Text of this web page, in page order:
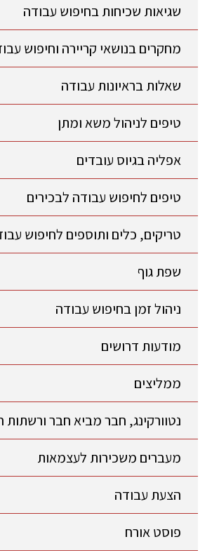
שגיאות שכיחות בחיפוש עבודה
מחקרים בנושאי קריירה וחיפוש
שאלות בראיונות עבודה
טיפים לניהול משא ומתן
אפליה בגיוס עובדים
טיפים לחיפוש עבודה לבכירים
טריקים, כלים ותוספים לחיפוש
שפת גוף
ניהול זמן בחיפוש עבודה
מודעות דרושים
ממליצים
נטוורקינג, חבר מביא חבר ורשתות
מעברים משכירות לעצמאות
הצעת עבודה
פוסט אורח